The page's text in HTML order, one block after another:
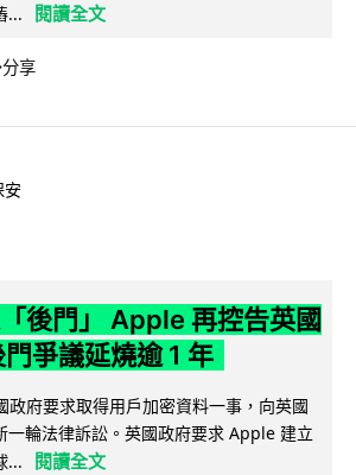
...
閱讀全文
分享
安
後門」 Apple 再控告英國
爭議延燒逾 1 年
府要求取得用戶加密資料一事，向英國
一輪法律訴訟。英國政府要求 Apple 建立
...
閱讀全文